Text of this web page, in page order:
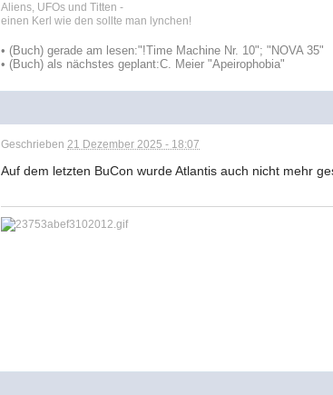
Aliens, UFOs und Titten -
einen Kerl wie den sollte man lynchen!
• (Buch) gerade am lesen:"!Time Machine Nr. 10"; "NOVA 35"
• (Buch) als nächstes geplant:C. Meier "Apeirophobia"
Geschrieben21 Dezember 2025 - 18:07
Auf dem letzten BuCon wurde Atlantis auch nicht mehr